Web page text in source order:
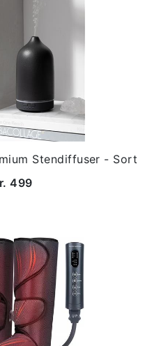
Stendiffuser - Sort
499